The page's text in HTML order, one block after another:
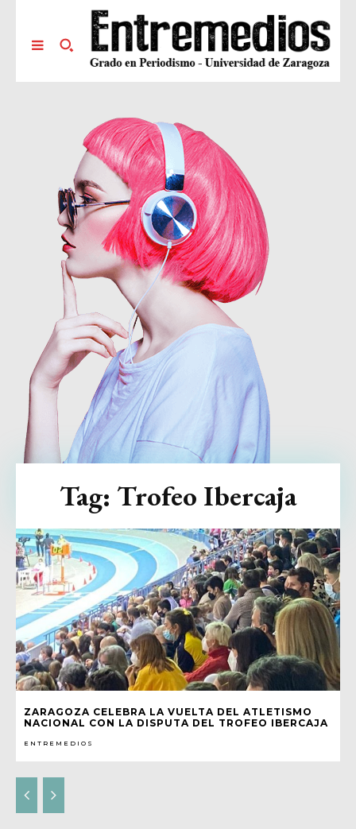
ZARAGOZA CELEBRA LA VUELTA DEL ATLETISMO
NACIONAL CON LA DISPUTA DEL TROFEO IBERCAJA
ENTREMEDIOS
Tag: Trofeo Ibercaja